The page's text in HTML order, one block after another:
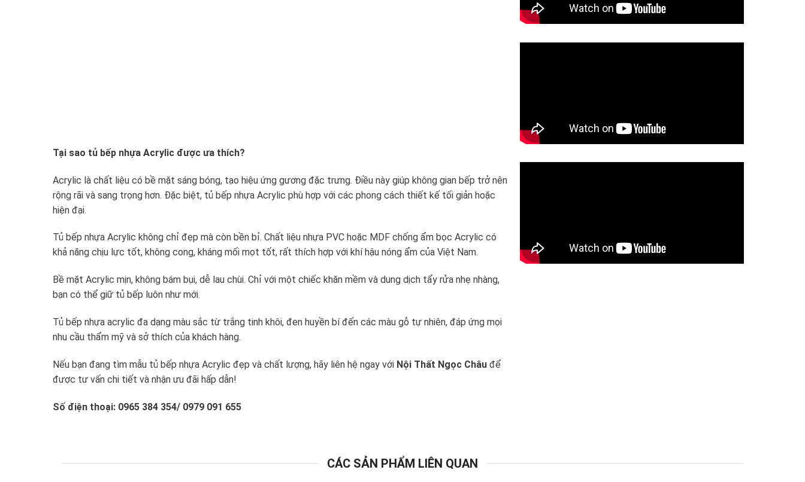
Tại sao tủ bếp nhựa Acrylic được ưa thích?
Acrylic là chất liệu có bề mặt sáng bóng, tạo hiệu ứng gương đặc trưng. Điều này giúp không gian bếp trở nên
rộng rãi và sang trọng hơn. Đặc biệt, tủ bếp nhựa Acrylic phù hợp với các phong cách thiết kế tối giản hoặc
hiện đại.
Tủ bếp nhựa Acrylic không chỉ đẹp mà còn bền bỉ. Chất liệu nhựa PVC hoặc MDF chống ẩm bọc Acrylic có
khả năng chịu lực tốt, không cong, kháng mối mọt tốt, rất thích hợp với khí hậu nóng ẩm của Việt Nam.
Bề mặt Acrylic mịn, không bám bụi, dễ lau chùi. Chỉ với một chiếc khăn mềm và dung dịch tẩy rửa nhẹ nhàng,
bạn có thể giữ tủ bếp luôn như mới.
Tủ bếp nhựa acrylic đa dạng màu sắc từ trắng tinh khôi, đen huyền bí đến các màu gỗ tự nhiên, đáp ứng mọi
nhu cầu thẩm mỹ và sở thích của khách hàng.
Nếu bạn đang tìm mẫu tủ bếp nhựa Acrylic đẹp và chất lượng, hãy liên hệ ngay với Nội Thất Ngọc Châu để
được tư vấn chi tiết và nhận ưu đãi hấp dẫn!
Số điện thoại: 0965 384 354/ 0979 091 655
CÁC SẢN PHẨM LIÊN QUAN